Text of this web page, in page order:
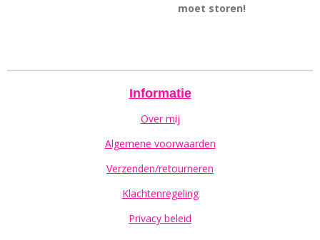
moet storen!
Informatie
Over mij
Algemene voorwaarden
Verzenden/retourneren
Klachtenregeling
Privacy beleid